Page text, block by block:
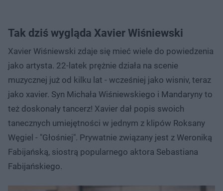
Tak dziś wygląda Xavier Wiśniewski
Xavier Wiśniewski zdaje się mieć wiele do powiedzenia
jako artysta. 22-latek prężnie działa na scenie
muzycznej już od kilku lat - wcześniej jako wisniv, teraz
jako xavier. Syn Michała Wiśniewskiego i Mandaryny to
też doskonały tancerz! Xavier dał popis swoich
tanecznych umiejętności w jednym z klipów Roksany
Węgiel - "Głośniej". Prywatnie związany jest z Weroniką
Fabijańską, siostrą popularnego aktora Sebastiana
Fabijańskiego.